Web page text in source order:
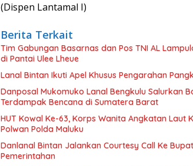
(Dispen Lantamal I)
Berita Terkait
Tim Gabungan Basarnas dan Pos TNI AL
di Pantai Ulee Lheue
Lanal Bintan Ikuti Apel Khusus Pengarahan
Danposal Mukomuko Lanal Bengkulu Salurkan
Terdampak Bencana di Sumatera Barat
HUT Kowal Ke-63, Korps Wanita Angkatan Laut
Polwan Polda Maluku
Danlanal Bintan Jalankan Courtesy Call Ke
Pemerintahan